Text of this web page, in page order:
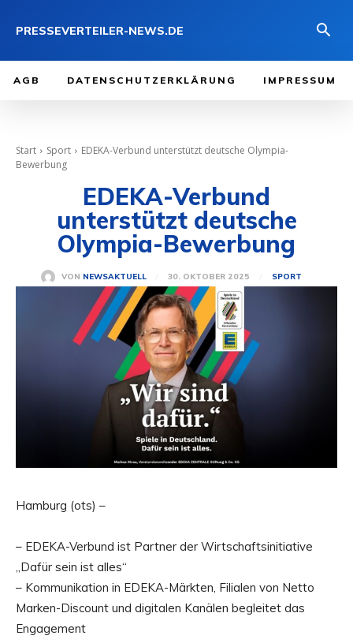
PRESSEVERTEILER-NEWS.DE
AGB DATENSCHUTZERKLÄRUNG IMPRESSUM
Start Sport
EDEKA-Verbund unterstützt deutsche Olympia-
Bewerbung
EDEKA-Verbund
unterstützt deutsche
Olympia-Bewerbung
VON NEWSAKTUELL 30. OKTOBER 2025 SPORT
Hamburg (ots) –
– EDEKA-Verbund ist Partner der Wirtschaftsinitiative
„Dafür sein ist alles“
– Kommunikation in EDEKA-Märkten, Filialen von Netto
Marken-Discount und digitalen Kanälen begleitet das
Engagement